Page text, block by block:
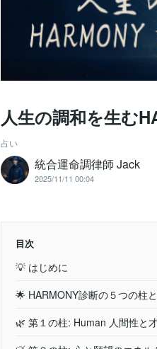
人生の調和を生む
占い
統合運命調律師 Jack
2025/11/11 00:04
目次
💡 はじめに
🌟 HARMONY診断の５つの柱
🌿 第１の柱: Human 人間性と